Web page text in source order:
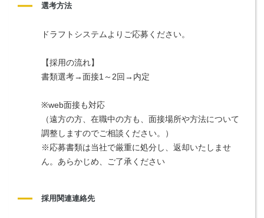
選考方法
ドラフトシステムよりご応募ください。
【採用の流れ】
書類選考→面接1～2回→内定
※web面接も対応
（遠方の方、在職中の方も、面接場所や方法について
調整しますのでご相談ください。）
※応募書類は当社で厳重に処分し、返却いたしませ
ん。あらかじめ、ご了承ください
採用関連連絡先